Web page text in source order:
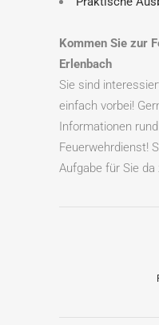
Kommen Sie zur
Erlenbach
Sie sind
einfach vorbei!
Informationen
Feuerwehrdienst!
Aufgabe für Sie da